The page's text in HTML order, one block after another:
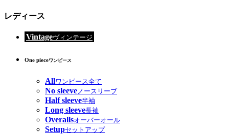
レディース
Vintageヴィンテージ
One pieceワンピース
Allワンピース全て
No sleeveノースリーブ
Half sleeve半袖
Long sleeve長袖
Overallsオーバーオール
Setupセットアップ